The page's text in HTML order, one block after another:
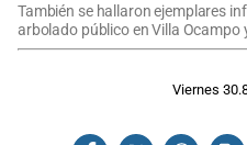
También se hallaron ejemplares
arbolado público en Villa Ocampo
Viernes